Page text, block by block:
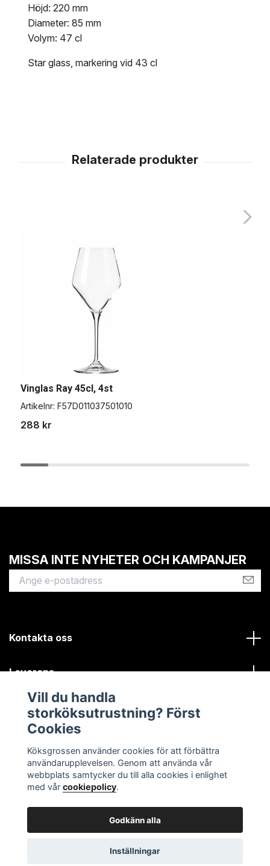
Höjd: 220 mm
Diameter: 85 mm
Volym: 47 cl
Star glass, markering vid 43 cl
Vinglas Ray 45cl, 4st
Artikelnr: F57D011037501010
288 kr
MISSA INTE NYHETER OCH KAMPANJER
Kontakta oss
Leverans
Kundinformation
© 2026 Köksgrossen.se
Vill du handla
storköksutrustning? Först
Cookies
Köksgrossen använder cookies för att förbättra
användarupplevelsen. Genom att använda vår
webbplats samtycker du till alla cookies i enlighet
med vår cookiepolicy.
Godkänn alla
Inställningar